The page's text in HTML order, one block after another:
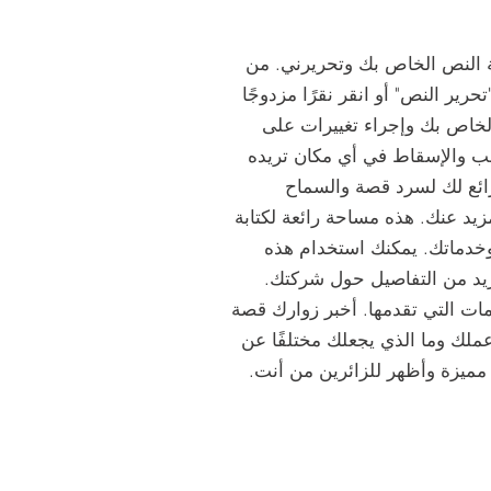
النص الخاص بك وتحريرني. من
النص" أو انقر نقرًا مزدوجًا
بك وإجراء تغييرات على
والإسقاط في أي مكان تريده
لك لسرد قصة والسماح
عنك. هذه مساحة رائعة لكتابة
يمكنك استخدام هذه
من التفاصيل حول شركتك.
التي تقدمها. أخبر زوارك قصة
وما الذي يجعلك مختلفًا عن
وأظهر للزائرين من أنت.